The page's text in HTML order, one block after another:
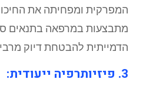
המפרקית ומפחיתה את
מתבצעות במרפאה בתנאים
הדמייתית להבטחת דיוק
3. פיזיותרפיה ייעודית: